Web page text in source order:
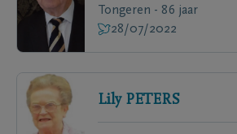
Tongeren - 86 jaar
28/07/2022
Lily PETERS